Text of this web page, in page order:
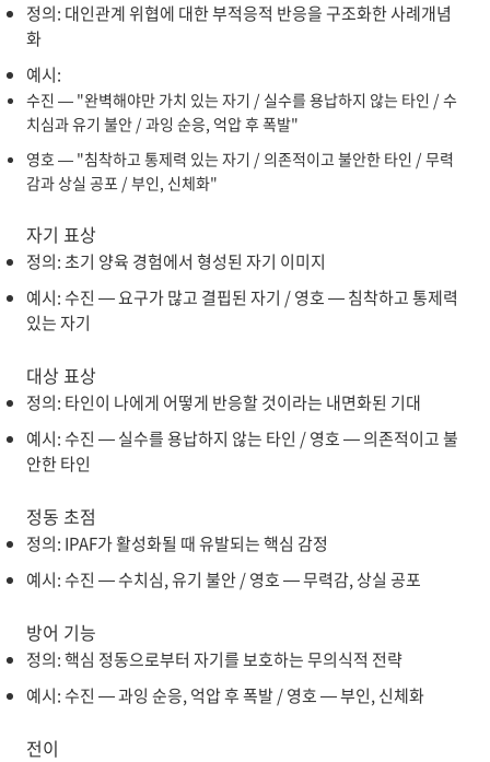
정의: 대인관계 위협에 대한 부적응적 반응을 구조화한 사례개념
화
예시:
수진 — "완벽해야만 가치 있는 자기 / 실수를 용납하지 않는 타인 / 수
치심과 유기 불안 / 과잉 순응, 억압 후 폭발"
영호 — "침착하고 통제력 있는 자기 / 의존적이고 불안한 타인 / 무력
감과 상실 공포 / 부인, 신체화"
자기 표상
정의: 초기 양육 경험에서 형성된 자기 이미지
예시: 수진 — 요구가 많고 결핍된 자기 / 영호 — 침착하고 통제력
있는 자기
대상 표상
정의: 타인이 나에게 어떻게 반응할 것이라는 내면화된 기대
예시: 수진 — 실수를 용납하지 않는 타인 / 영호 — 의존적이고 불
안한 타인
정동 초점
정의: IPAF가 활성화될 때 유발되는 핵심 감정
예시: 수진 — 수치심, 유기 불안 / 영호 — 무력감, 상실 공포
방어 기능
정의: 핵심 정동으로부터 자기를 보호하는 무의식적 전략
예시: 수진 — 과잉 순응, 억압 후 폭발 / 영호 — 부인, 신체화
전이